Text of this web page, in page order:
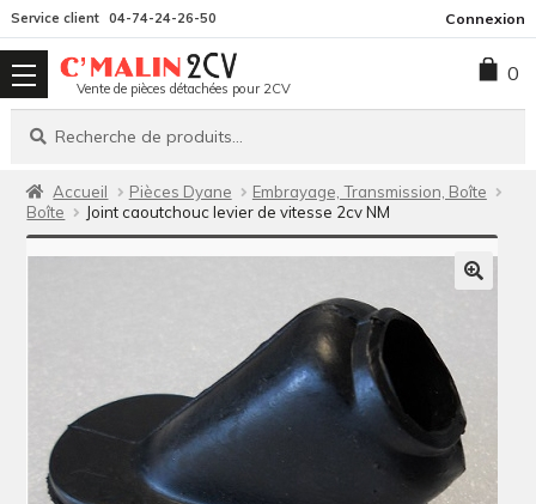
la
navigation
contenu
Service client 04-74-24-26-50 Connexion
Vente de pièces détachées pour 2CV
Recherche
Recherche
0
Accueil Pièces Dyane
Embrayage, Transmission, Boîte
Boîte
Joint caoutchouc levier de vitesse 2cv NM